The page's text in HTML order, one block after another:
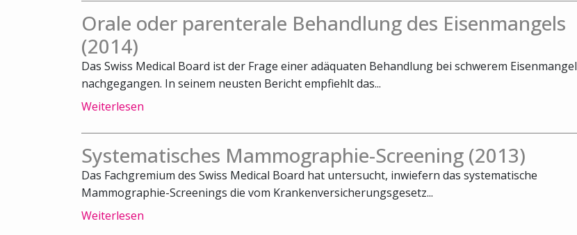
Orale oder parenterale Behandlung des Eisenmangels
(2014)
Das Swiss Medical Board ist der Frage einer adäquaten Behandlung bei schwerem Eisenmangel
nachgegangen. In seinem neusten Bericht empfiehlt das...
Weiterlesen
Systematisches Mammographie-Screening (2013)
Das Fachgremium des Swiss Medical Board hat untersucht, inwiefern das systematische
Mammographie-Screenings die vom Krankenversicherungsgesetz...
Weiterlesen